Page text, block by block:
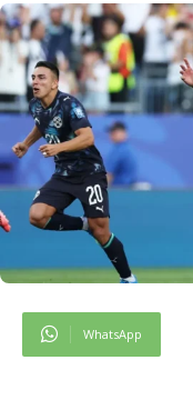
WhatsApp